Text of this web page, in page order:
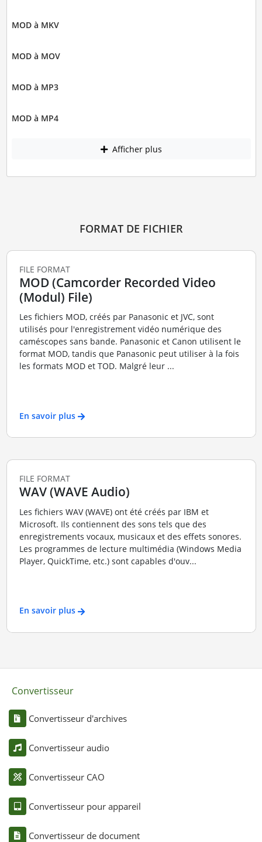
MOD à MKV
MOD à MOV
MOD à MP3
MOD à MP4
Afficher plus
FORMAT DE FICHIER
FILE FORMAT
MOD (Camcorder Recorded Video
(Modul) File)
Les fichiers MOD, créés par Panasonic et JVC, sont
utilisés pour l'enregistrement vidéo numérique des
caméscopes sans bande. Panasonic et Canon utilisent le
format MOD, tandis que Panasonic peut utiliser à la fois
les formats MOD et TOD. Malgré leur ...
En savoir plus
FILE FORMAT
WAV (WAVE Audio)
Les fichiers WAV (WAVE) ont été créés par IBM et
Microsoft. Ils contiennent des sons tels que des
enregistrements vocaux, musicaux et des effets sonores.
Les programmes de lecture multimédia (Windows Media
Player, QuickTime, etc.) sont capables d'ouv...
En savoir plus
Convertisseur
Convertisseur d'archives
Convertisseur audio
Convertisseur CAO
Convertisseur pour appareil
Convertisseur de document